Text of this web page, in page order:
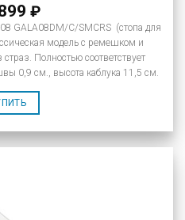
₽
GALA08DM/C/SMCRS (стопа для
модель с ремешком и
Полностью соответствует
0,9 см., высота каблука 11,5 см.